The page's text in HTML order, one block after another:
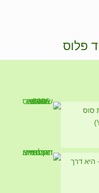
פלוס
בנושאי בריאות
– שנת סוס
היא דרך